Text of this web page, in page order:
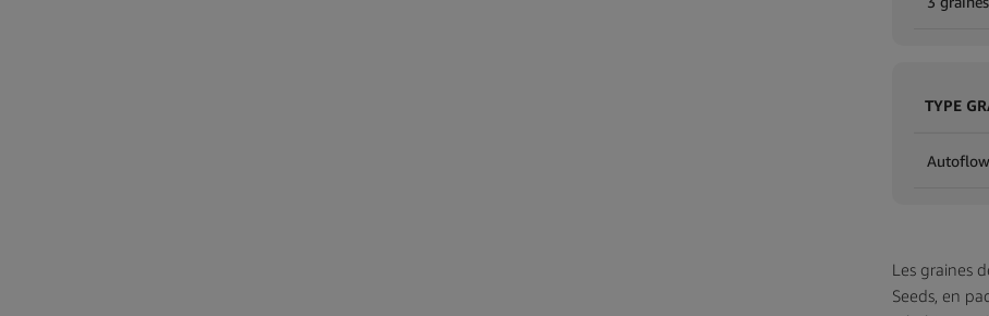
TYPE
Les graines
Seeds, en